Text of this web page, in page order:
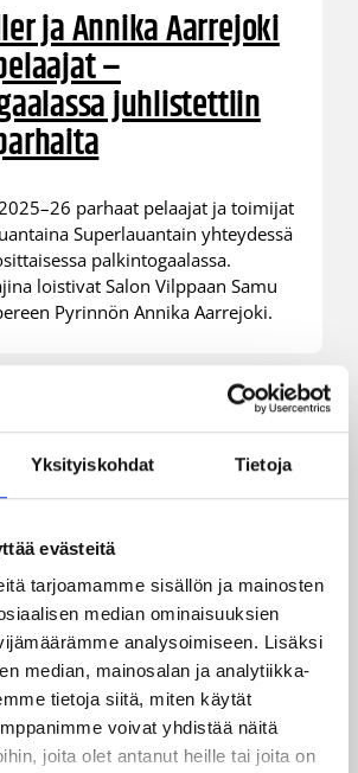
Yksityiskohdat Tietoja
evästeitä
tarjoamamme sisällön ja mainosten
median ominaisuuksien
analysoimiseen. Lisäksi
median, mainosalan ja analytiikka-
tietoja siitä, miten käytät
voivat yhdistää näitä
joita olet antanut heille tai joita on
ja Annika Aarrejoki
–
juhlistettiin
parhaat pelaajat ja toimijat
Superlauantain yhteydessä
palkintogaalassa.
loistivat Salon Vilppaan Samu
Pyrinnön Annika Aarrejoki.
11.05.2026 10:07